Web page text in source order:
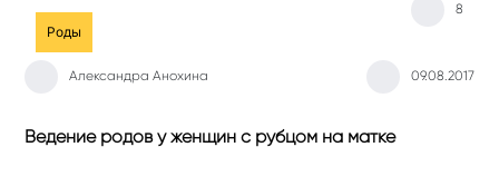
Роды
Александра Анохина 09.08.2017
8
Ведение родов у женщин с рубцом на матке